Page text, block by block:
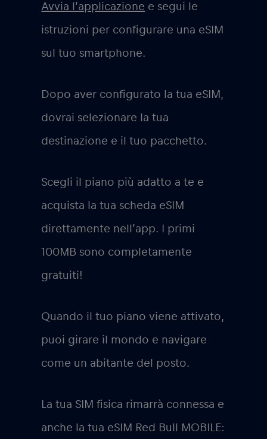
Avvia l’applicazione e segui le
istruzioni per configurare una eSIM
sul tuo smartphone.
Dopo aver configurato la tua eSIM,
dovrai selezionare la tua
destinazione e il tuo pacchetto.
Scegli il piano più adatto a te e
acquista la tua scheda eSIM
direttamente nell’app. I primi
100MB sono completamente
gratuiti!
Quando il tuo piano viene attivato,
puoi girare il mondo e navigare
come un abitante del posto.
La tua SIM fisica rimarrà connessa e
anche la tua eSIM Red Bull MOBILE: